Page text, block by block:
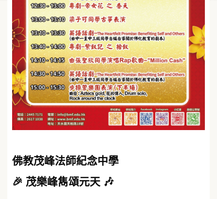
佛教茂峰法師紀念中學
🎉 茂樂峰雋頌元天 🎶